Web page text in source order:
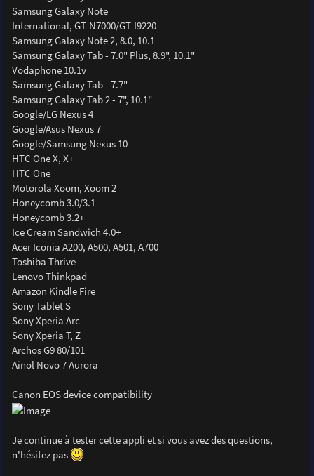
Samsung Galaxy Note
International, GT-N7000/GT-I9220
Samsung Galaxy Note 2, 8.0, 10.1
Samsung Galaxy Tab - 7.0" Plus, 8.9", 10.1"
Vodaphone 10.1v
Samsung Galaxy Tab - 7.7"
Samsung Galaxy Tab 2 - 7", 10.1"
Google/LG Nexus 4
Google/Asus Nexus 7
Google/Samsung Nexus 10
HTC One X, X+
HTC One
Motorola Xoom, Xoom 2
Honeycomb 3.0/3.1
Honeycomb 3.2+
Ice Cream Sandwich 4.0+
Acer Iconia A200, A500, A501, A700
Toshiba Thrive
Lenovo Thinkpad
Amazon Kindle Fire
Sony Tablet S
Sony Xperia Arc
Sony Xperia T, Z
Archos G9 80/101
Ainol Novo 7 Aurora
Canon EOS device compatibility
Je continue à tester cette appli et si vous avez des questions,
n'hésitez pas